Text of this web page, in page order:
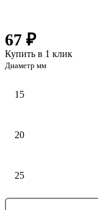
67 ₽
Купить в 1 клик
Диаметр мм
15
20
25